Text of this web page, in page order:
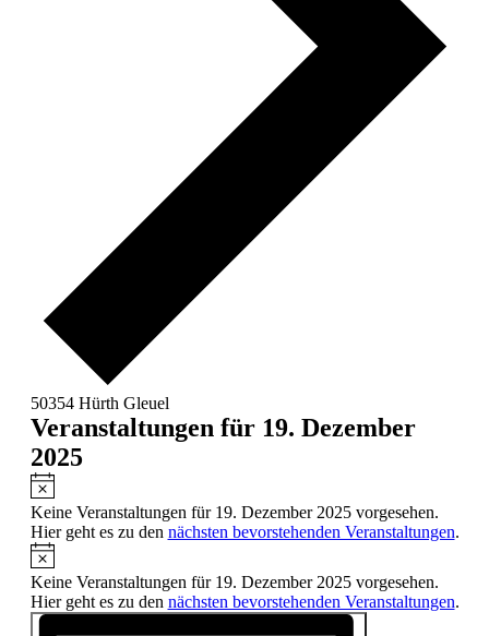
50354 Hürth Gleuel
Veranstaltungen für 19. Dezember
2025
Hinweis
Keine Veranstaltungen für 19. Dezember 2025 vorgesehen.
Hier geht es zu den nächsten bevorstehenden Veranstaltungen.
Hinweis
Keine Veranstaltungen für 19. Dezember 2025 vorgesehen.
Hier geht es zu den nächsten bevorstehenden Veranstaltungen.
Ansichten-
Veranstaltung